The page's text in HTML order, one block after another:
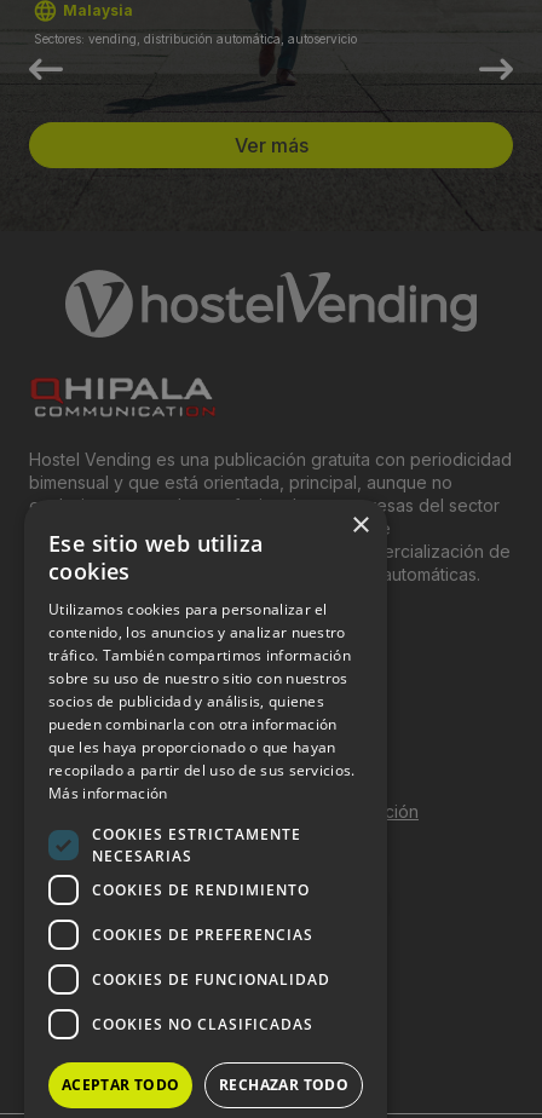
Malaysia
Sectores: vending, distribución automática, autoservicio
Ver más
Hostel Vending es una publicación gratuita con periodicidad
bimensual y que está orientada, principal, aunque no
exclusivamente, a los profesionales y empresas del sector
del “Vending”; nombre con el que se conoce
genéricamente entre profesionales a la comercialización de
productos y servicios a través de máquinas automáticas.
INFORMACIÓN LEGAL
Aviso Legal
Política de Privacidad
Política de Cookies
Política de calidad y seguridad de la información
Contacto
DOSSIER Y CONTRATACIÓN
Dossier 2026 (ES)
Dossier 2026 (EN)
×
Ese sitio web utiliza
cookies
Utilizamos cookies para personalizar el
contenido, los anuncios y analizar nuestro
tráfico. También compartimos información
sobre su uso de nuestro sitio con nuestros
socios de publicidad y análisis, quienes
pueden combinarla con otra información
que les haya proporcionado o que hayan
recopilado a partir del uso de sus servicios.
Más información
COOKIES ESTRICTAMENTE
NECESARIAS
COOKIES DE RENDIMIENTO
COOKIES DE PREFERENCIAS
COOKIES DE FUNCIONALIDAD
COOKIES NO CLASIFICADAS
ACEPTAR TODO RECHAZAR TODO